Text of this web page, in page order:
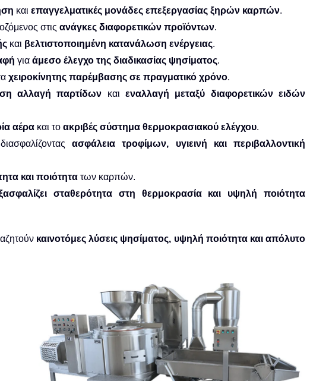
και επαγγελματικές μονάδες επεξεργασίας ξηρών καρπών.
στις ανάγκες διαφορετικών προϊόντων.
και βελτιστοποιημένη κατανάλωση ενέργειας.
για άμεσο έλεγχο της διαδικασίας ψησίματος.
χειροκίνητης παρέμβασης σε πραγματικό χρόνο.
αλλαγή παρτίδων καιεναλλαγή μεταξύ διαφορετικών ειδών
αέρα και το ακριβές σύστημα θερμοκρασιακού ελέγχου.
ασφάλεια τροφίμων, υγιεινή και περιβαλλοντική
και ποιότητα των καρπών.
σταθερότητα στη θερμοκρασία και υψηλή ποιότητα
καινοτόμες λύσεις ψησίματος, υψηλή ποιότητα και απόλυτο